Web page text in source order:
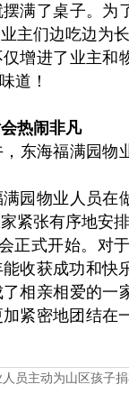
满了桌子。为
主们边吃边为
进了业主和物
道！
热闹非凡
，东海福满园
物业人员在做
紧张有序地安
开始。对于
收获成功和
相亲相爱的一
紧密地团结
员主动为山区孩子